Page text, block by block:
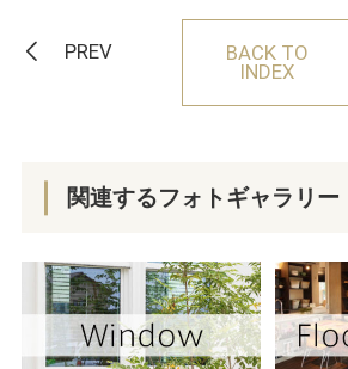
PREV
BACK TO
INDEX
関連するフォトギャラリー